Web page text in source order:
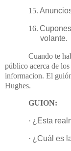
15.
16.
volante.
Cuando te
público acerca de
informacion. El
Hughes.
GUION:
· ¿Esta
· ¿Cuál es